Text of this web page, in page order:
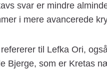
svar er mindre
i mere avancerede
refererer til Lefka Ori,
Bjerge, som er Kretas